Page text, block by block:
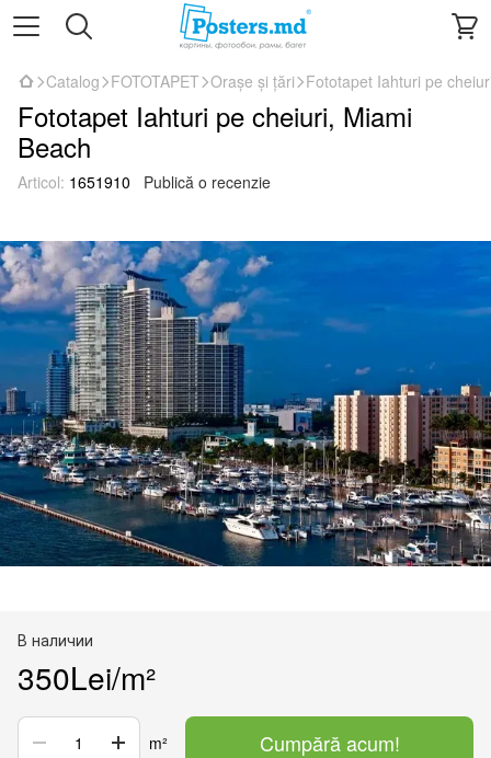
Catalog FOTOTAPET Orașe și țări Fototapet Iahturi pe
Fototapet Iahturi pe cheiuri, Miami
Beach
Articol: 1651910 Publică o recenzie
В наличии
350Lei/m²
m² Cumpără acum!